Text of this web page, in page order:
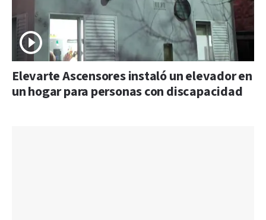
Elevarte Ascensores instaló un elevador en
un hogar para personas con discapacidad